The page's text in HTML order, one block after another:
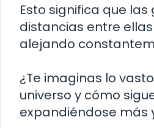
Esto significa que las
distancias entre
alejando
¿Te imaginas lo
universo y cómo
expandiéndose más